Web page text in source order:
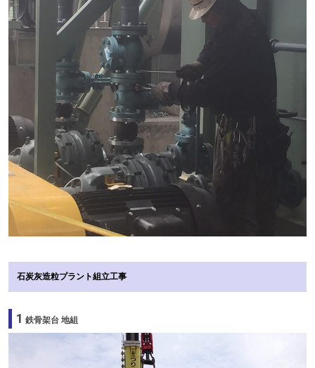
石炭灰造粒プラント組立工事
1 鉄骨架台 地組